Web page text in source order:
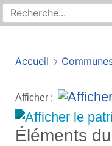
Recherche sur
Rechercher
Accueil
Afficher :
Éléments